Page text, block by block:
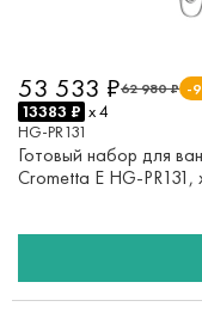
62 980 ₽ -
53 533 ₽
13383 ₽ x 4
HG-PR131
Готовый набор для
Crometta E HG-PR131,